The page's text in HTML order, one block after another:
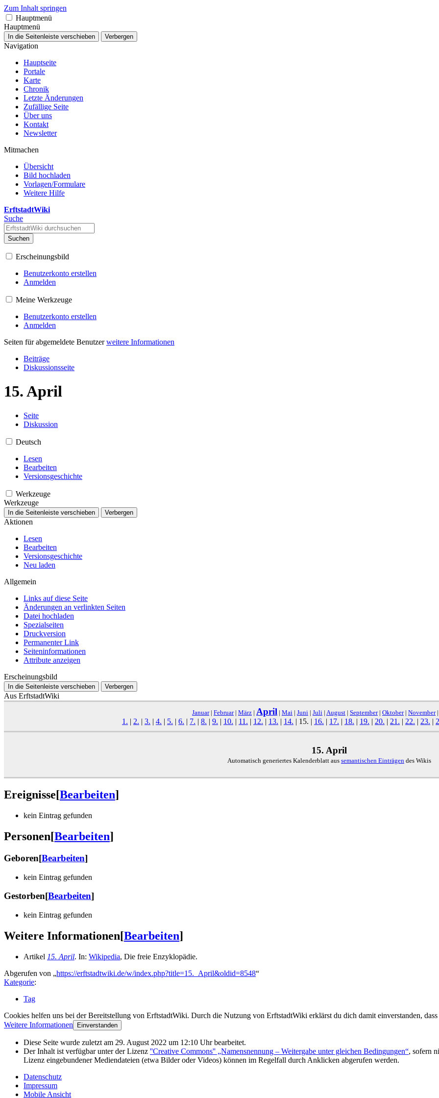
Zum Inhalt springen
Hauptmenü
Hauptmenü
In die Seitenleiste verschieben Verbergen
Navigation
Hauptseite
Portale
Karte
Chronik
Letzte Änderungen
Zufällige Seite
Über uns
Kontakt
Newsletter
Mitmachen
Übersicht
Bild hochladen
Vorlagen/Formulare
Weitere Hilfe
ErftstadtWiki
Suche
Suchen
Erscheinungsbild
Benutzerkonto erstellen
Anmelden
Meine Werkzeuge
Benutzerkonto erstellen
Anmelden
Seiten für abgemeldete Benutzerweitere Informationen
Beiträge
Diskussionsseite
15. April
Seite
Diskussion
Deutsch
Lesen
Bearbeiten
Versionsgeschichte
Werkzeuge
Werkzeuge
In die Seitenleiste verschieben Verbergen
Aktionen
Lesen
Bearbeiten
Versionsgeschichte
Neu laden
Allgemein
Links auf diese Seite
Änderungen an verlinkten Seiten
Datei hochladen
Spezialseiten
Druckversion
Permanenter Link
Seiten­­informationen
Attribute anzeigen
Erscheinungsbild
In die Seitenleiste verschieben Verbergen
Aus ErftstadtWiki
Januar| Februar| März | April | Mai | Juni | Juli | August | September| Oktober| November|
1. 2. 3. 4. 5. 6. 7. 8. 9. 10. 11. 12. 13. 14. 15. 16. 17. 18. 19. 20. 21. 22. 23.
15. April
Automatisch generiertes Kalenderblatt aus semantischen Einträgen des Wikis
Ereignisse[Bearbeiten]
kein Eintrag gefunden
Personen[Bearbeiten]
Geboren[Bearbeiten]
kein Eintrag gefunden
Gestorben[Bearbeiten]
kein Eintrag gefunden
Weitere Informationen[Bearbeiten]
Artikel 15. April. In: Wikipedia, Die freie Enzyklopädie.
Abgerufen von „https://erftstadtwiki.de/w/index.php?title=15._April&oldid=8548“
Kategorie:
Tag
Cookies helfen uns bei der Bereitstellung von ErftstadtWiki. Durch die Nutzung von ErftstadtWiki erklärst du dich damit einverstanden,
Weitere Informationen
Einverstanden
Diese Seite wurde zuletzt am 29. August 2022 um 12:10 Uhr bearbeitet.
Der Inhalt ist verfügbar unter der Lizenz ''Creative Commons'' „Namensnennung – Weitergabe unter gleichen Bedingungen“, sofern
Lizenz eingebundener Mediendateien (etwa Bilder oder Videos) können im Regelfall durch Anklicken abgerufen werden.
Datenschutz
Impressum
Mobile Ansicht